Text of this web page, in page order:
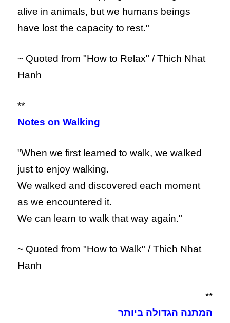
alive in animals, but we humans beings
have lost the capacity to rest."
~ Quoted from "How to Relax" / Thich Nhat
Hanh
**
Notes on Walking
"When we first learned to walk, we walked
just to enjoy walking.
We walked and discovered each moment
as we encountered it.
We can learn to walk that way again."
~ Quoted from "How to Walk" / Thich Nhat
Hanh
**
המתנה הגדולה ביותר